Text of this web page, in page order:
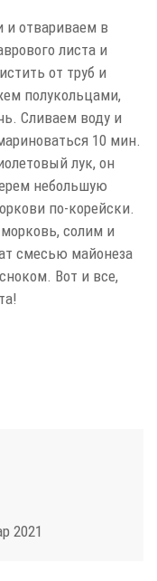
и отвариваем в
листа и
от труб и
полукольцами,
Сливаем воду и
10 мин.
лук, он
небольшую
по-корейски.
солим и
смесью майонеза
Вот и все,
2021